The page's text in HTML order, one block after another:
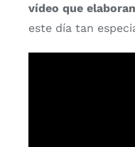
vídeo que
este día tan